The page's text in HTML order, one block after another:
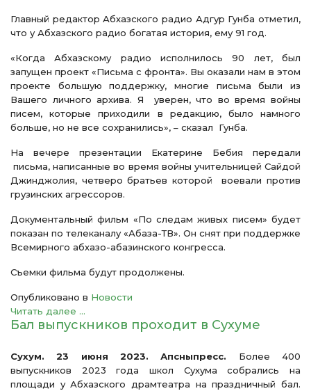
Главный редактор Абхазского радио Адгур Гунба отметил,
что у Абхазского радио богатая история, ему 91 год.
«Когда Абхазскому радио исполнилось 90 лет, был
запущен проект «Письма с фронта». Вы оказали нам в этом
проекте большую поддержку, многие письма были из
Вашего личного архива. Я уверен, что во время войны
писем, которые приходили в редакцию, было намного
больше, но не все сохранились», – сказал Гунба.
На вечере презентации Екатерине Бебия передали
письма, написанные во время войны учительницей Сайдой
Джинджолия, четверо братьев которой воевали против
грузинских агрессоров.
Документальный фильм «По следам живых писем» будет
показан по телеканалу «Абаза-ТВ». Он снят при поддержке
Всемирного абхазо-абазинского конгресса.
Съемки фильма будут продолжены.
Опубликовано в Новости
Читать далее ...
Бал выпускников проходит в Сухуме
Сухум. 23 июня 2023. Апсныпресс. Более 400
выпускников 2023 года школ Сухума собрались на
площади у Абхазского драмтеатра на праздничный бал.